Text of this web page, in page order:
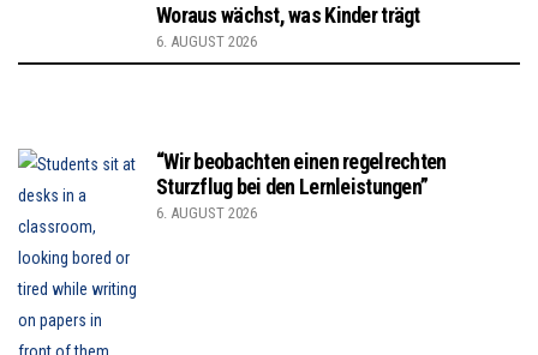
Woraus wächst, was Kinder trägt
6. AUGUST 2026
“Wir beobachten einen regelrechten
Sturzflug bei den Lernleistungen”
6. AUGUST 2026